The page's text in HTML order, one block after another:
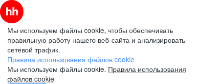
Мы используем файлы cookie, чтобы обеспечивать
правильную работу нашего веб-сайта и анализировать
сетевой трафик.
Правила использования файлов cookie
Мы используем файлы cookie. Правила использования
файлов cookie